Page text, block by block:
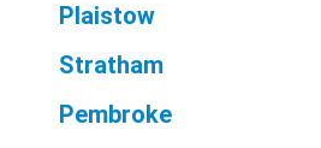
Plaistow
Stratham
Pembroke